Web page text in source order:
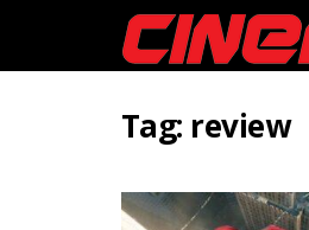
Tag: review